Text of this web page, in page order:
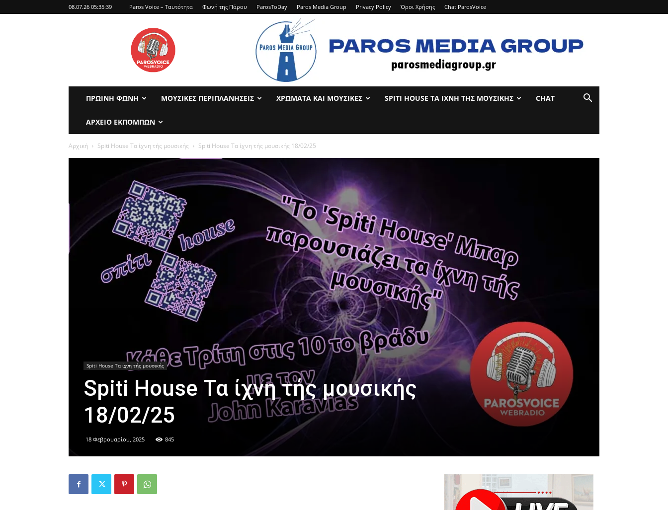
08.07.26 05:35:39 Paros Voice – Ταυτότητα Φωνή της Πάρου ParosToDay Paros Media Group Privacy Policy Όροι Χρήσης Chat ParosVoice
ΠΡΩΙΝΉ ΦΩΝΉ ΜΟΥΣΙΚΈΣ ΠΕΡΙΠΛΑΝΉΣΕΙΣ ΧΡΏΜΑΤΑ ΚΑΙ ΜΟΥΣΙΚΈΣ SPITI HOUSE ΤΑ ΊΧΝΗ ΤΉΣ ΜΟΥΣΙΚΉΣ CHAT
ΑΡΧΕΊΟ ΕΚΠΟΜΠΏΝ
Αρχική Spiti House Τα ίχνη τής μουσικής Spiti House Τα ίχνη τής μουσικής 18/02/25
Spiti House Τα ίχνη τής μουσικής
Spiti House Τα ίχνη τής μουσικής
18/02/25
18 Φεβρουαρίου, 2025 845